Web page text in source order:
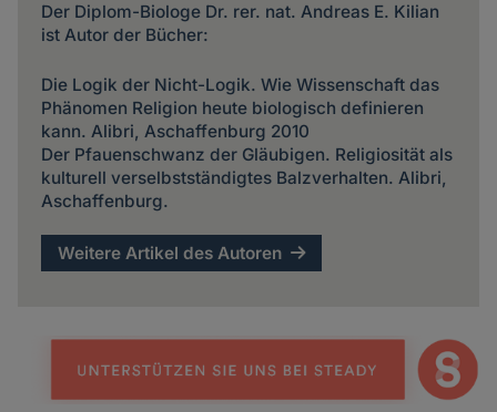
Der Diplom-Biologe Dr. rer. nat. Andreas E. Kilian
ist Autor der Bücher:
Die Logik der Nicht-Logik. Wie Wissenschaft das
Phänomen Religion heute biologisch definieren
kann. Alibri, Aschaffenburg 2010
Der Pfauenschwanz der Gläubigen. Religiosität als
kulturell verselbstständigtes Balzverhalten. Alibri,
Aschaffenburg.
Weitere Artikel des Autoren